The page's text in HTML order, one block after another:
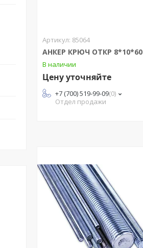
85064
АНКЕР КРЮЧ ОТКР 8*10*60
В наличии
Цену уточняйте
+7 (700) 519-99-09 0
Отдел продажи